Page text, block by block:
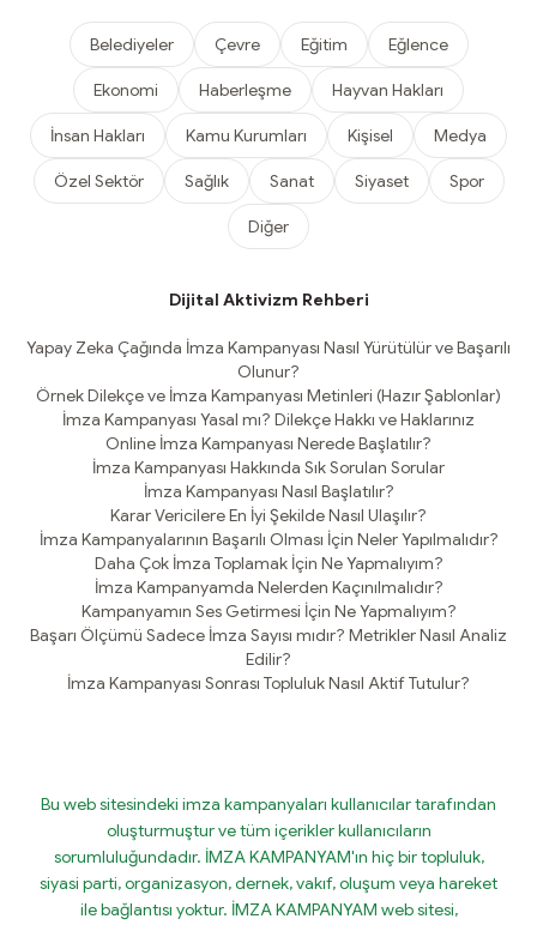
Belediyeler Çevre Eğitim Eğlence
Ekonomi Haberleşme Hayvan Hakları
İnsan Hakları Kamu Kurumları Kişisel Medya
Özel Sektör Sağlık Sanat Siyaset Spor
Diğer
Dijital Aktivizm Rehberi
Yapay Zeka Çağında İmza Kampanyası Nasıl Yürütülür ve Başarılı
Olunur?
Örnek Dilekçe ve İmza Kampanyası Metinleri (Hazır Şablonlar)
İmza Kampanyası Yasal mı? Dilekçe Hakkı ve Haklarınız
Online İmza Kampanyası Nerede Başlatılır?
İmza Kampanyası Hakkında Sık Sorulan Sorular
İmza Kampanyası Nasıl Başlatılır?
Karar Vericilere En İyi Şekilde Nasıl Ulaşılır?
İmza Kampanyalarının Başarılı Olması İçin Neler Yapılmalıdır?
Daha Çok İmza Toplamak İçin Ne Yapmalıyım?
İmza Kampanyamda Nelerden Kaçınılmalıdır?
Kampanyamın Ses Getirmesi İçin Ne Yapmalıyım?
Başarı Ölçümü Sadece İmza Sayısı mıdır? Metrikler Nasıl Analiz
Edilir?
İmza Kampanyası Sonrası Topluluk Nasıl Aktif Tutulur?
Bu web sitesindeki imza kampanyaları kullanıcılar tarafından
oluşturmuştur ve tüm içerikler kullanıcıların
sorumluluğundadır. İMZA KAMPANYAM'ın hiç bir topluluk,
siyasi parti, organizasyon, dernek, vakıf, oluşum veya hareket
ile bağlantısı yoktur. İMZA KAMPANYAM web sitesi,